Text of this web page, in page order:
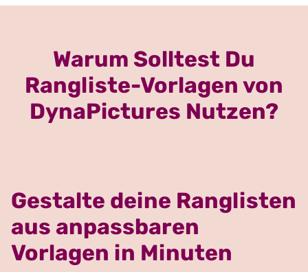
Warum Solltest Du
Rangliste-Vorlagen von
DynaPictures Nutzen?
Gestalte deine Ranglisten
aus anpassbaren
Vorlagen in Minuten